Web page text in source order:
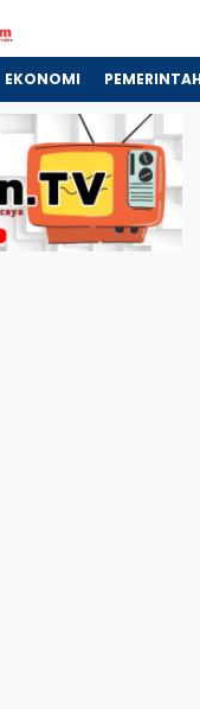
EKONOMI